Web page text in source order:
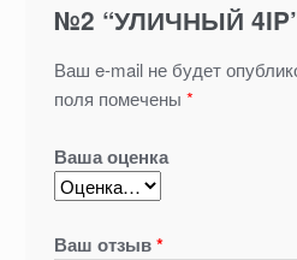
№2 “УЛИЧНЫЙ
Ваш e-mail не будет
поля помечены*
Ваша оценка
Ваш отзыв*